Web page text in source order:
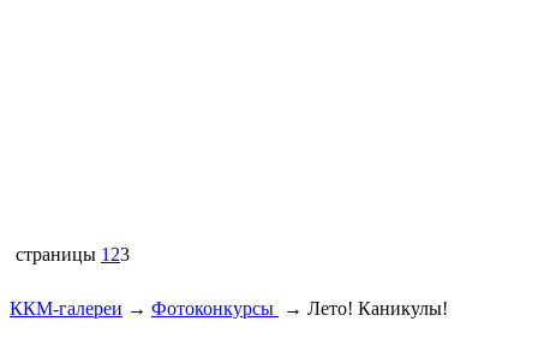
страницы 1 23
ККМ-галереи → Фотоконкурсы → Лето! Каникулы!